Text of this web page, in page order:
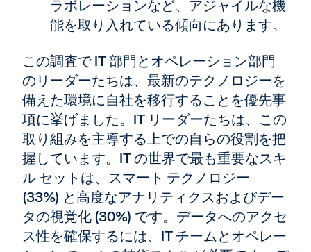
ラボレーションなど、アジャイルな機
能を取り入れている傾向にあります。
この調査で IT 部門とオペレーション部門
のリーダーたちは、最新のテクノロジーを
備えた環境に自社を移行することを優先事
項に挙げました。IT リーダーたちは、この
取り組みを主導する上での自らの役割を把
握しています。IT の世界で最も重要なスキ
ル セットは、スマート テクノロジー
(33%) と高度なアナリティクスおよびデー
タの視覚化 (30%) です。データへのアクセ
ス性を確保するには、IT チームとオペレー